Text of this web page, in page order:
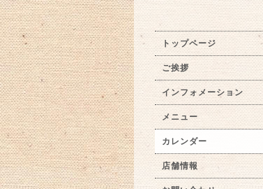
トップページ
ご挨拶
インフォメーション
メニュー
カレンダー
店舗情報